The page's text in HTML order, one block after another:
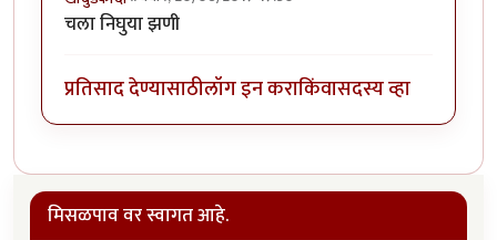
चला निघुया झणी
प्रतिसाद देण्यासाठीलॉग इन कराकिंवासदस्य व्हा
मिसळपाव वर स्वागत आहे.